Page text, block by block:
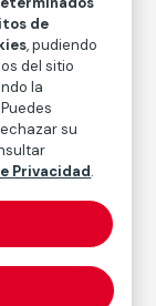
de
, pudiendo
del sitio
la
su
Privacidad.